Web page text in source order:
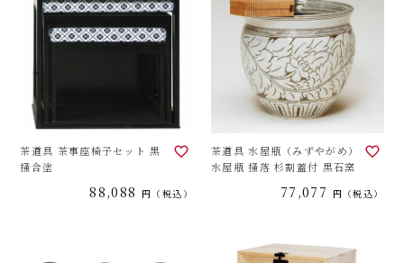
茶道具 茶事座椅子セット 黒
掻合塗
88,088 税込
茶道具 水屋瓶（みずやがめ）
水屋瓶 掻落 杉割蓋付 黒石窯
77,077 税込